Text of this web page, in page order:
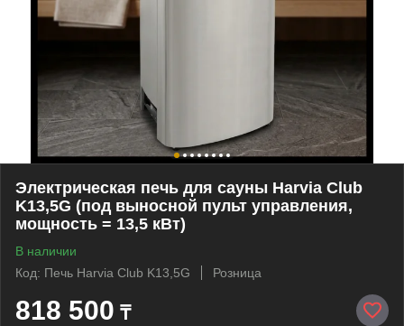
Электрическая печь для сауны Harvia Club
K13,5G (под выносной пульт управления,
мощность = 13,5 кВт)
В наличии
Код: Печь Harvia Club K13,5G
Розница
818 500 ₸